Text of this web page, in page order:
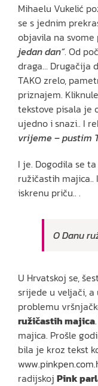
Mihaelu Vukelić
se s jednim
objavila na
jedan dan“. Od
draga… Drugačija
TAKO zrelo,
priznajem.
tekstove pisala je
ujedno i snazi.. I
vrijeme – pustim
I je. Dogodila se
ružičastih
iskrenu priču.. .
O Danu
U Hrvatskoj se,
srijede u veljači,
problemu
ružičastih majica
majica. Prošle
bila je kroz tekst
radijskoj Pink